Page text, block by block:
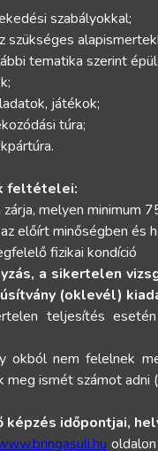
szabályokkal;
szükséges
tematika szerint
játékok;
túra;
feltételei:
melyen minimum
előírt minőségben és
fizikai kondíció
a sikertelen
(oklevél)
teljesítés
okból nem felelnek
ismét számot
időpontjai,